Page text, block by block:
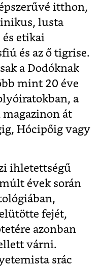
itthon,
lusta
etikai
és az ő tigrise.
a Dodóknak
mint 20 éve
a
át
Hócipőig vagy
ihletettségű
évek során
fejét,
azonban
várni.
srác